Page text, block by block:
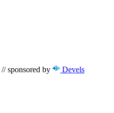
// sponsored by Devels